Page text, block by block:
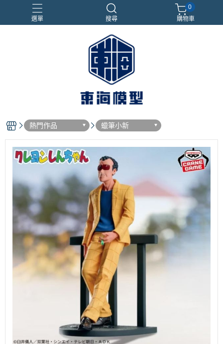
選單 搜尋
合金車
閃電霹靂車
電子雞/塔麻可吉/塔麻歌子
0
購物車
熱門作品 蠟筆小新